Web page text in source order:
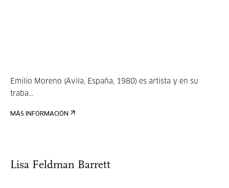
Emilio Moreno (Ávila, España, 1980) es artista y en su
traba...
MÁS INFORMACIÓN
Lisa Feldman Barrett